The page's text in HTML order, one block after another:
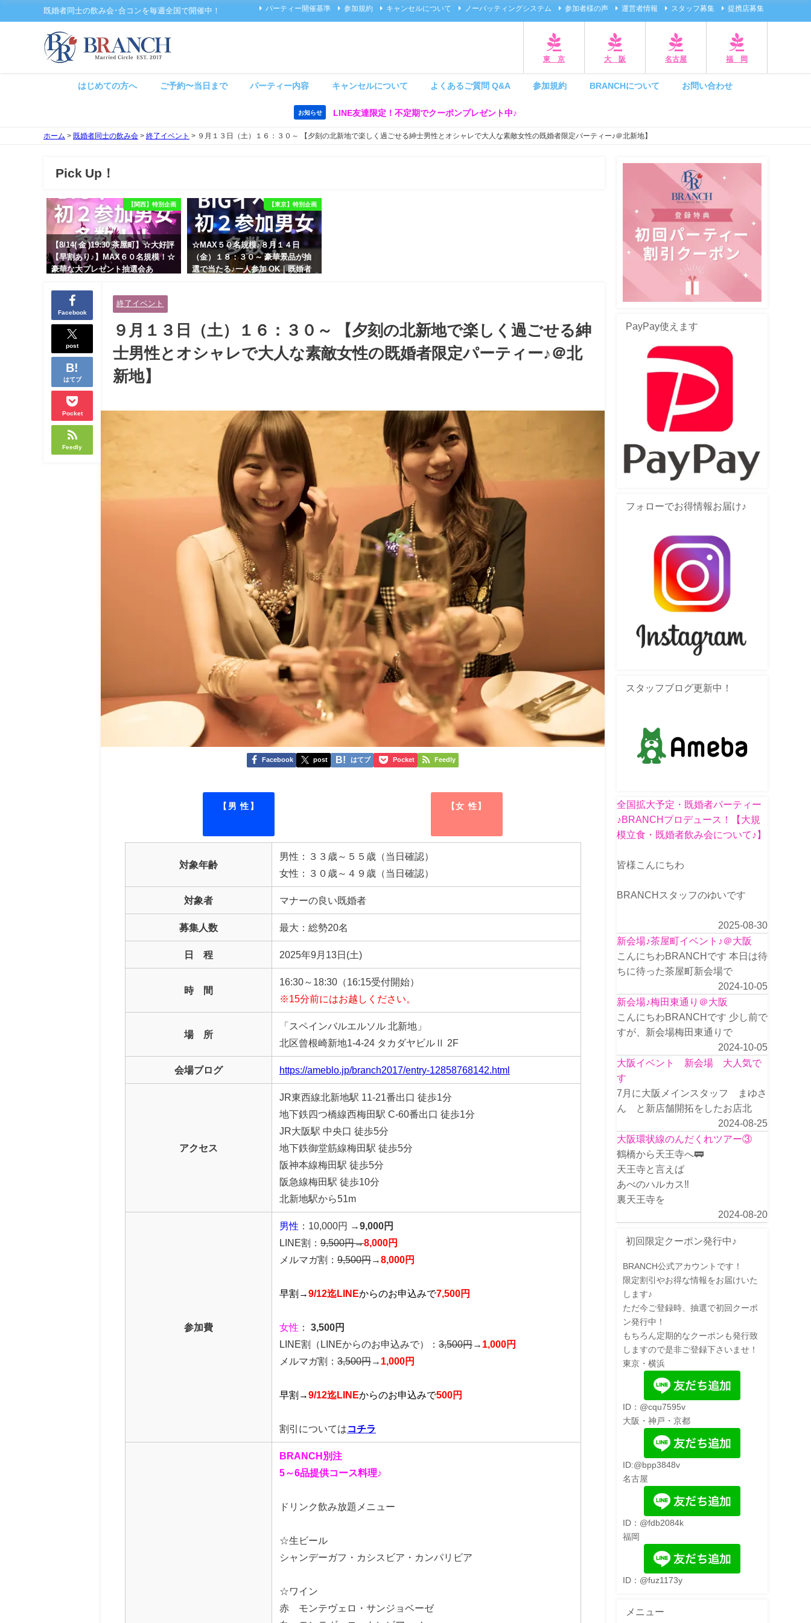
既婚者同士の飲み会･合コンを毎週全国で開催中！ パーティー開催基準 参加規約 キャンセルについて ノーバッティングシステム 参加者様の声 運営者情報 スタッフ募集 提携店募集
東 京 大 阪 名古屋 福 岡
はじめての方へ ご予約〜当日まで パーティー内容 キャンセルについて よくあるご質問 Q&A 参加規約 BRANCHについて お問い合わせ
お知らせ LINE友達限定！不定期でクーポンプレゼント中♪
ホーム > 既婚者同士の飲み会 > 終了イベント > ９月１３日（土）１６：３０～ 【夕刻の北新地で楽しく過ごせる紳士男性とオシャレで大人な素敵女性の既婚者限定パーティー♪＠北新地】
Pick Up！
【関西】特別企画
【8/14( 金 )19:30 茶屋町】☆大好評
【早割あり♪】MAX６０名規模！☆
豪華な大プレゼント抽選会あ
性とオシャレ好きで落ち着いた大
人女性の既婚者限定ビッグパーテ
ィー♪＠茶屋町】
【東京】特別企画
☆MAX５０名規模♪８月１４日
（金）１８：３０～ 豪華景品が抽
選で当たる♪一人参加 OK｜既婚者
＠池袋】
Facebook
post
はてブ
Pocket
Feedly
終了イベント
９月１３日（土）１６：３０～ 【夕刻の北新地で楽しく過ごせる紳
士男性とオシャレで大人な素敵女性の既婚者限定パーティー♪＠北
新地】
Facebook post はてブ Pocket Feedly
【男 性】 【女 性】
対象年齢
男性：３３歳～５５歳（当日確認）
女性：３０歳～４９歳（当日確認）
対象者 マナーの良い既婚者
募集人数 最大：総勢20名
日 程 2025年9月13日(土)
時 間
16:30～18:30（16:15受付開始）
※15分前にはお越しください。
場 所
「スペインバルエルソル 北新地」
北区曾根崎新地1-4-24 タカダヤビルⅡ 2F
会場ブログ https://ameblo.jp/branch2017/entry-12858768142.html
アクセス
JR東西線北新地駅 11-21番出口 徒歩1分
地下鉄四つ橋線西梅田駅 C-60番出口 徒歩1分
JR大阪駅 中央口 徒歩5分
地下鉄御堂筋線梅田駅 徒歩5分
阪神本線梅田駅 徒歩5分
阪急線梅田駅 徒歩10分
北新地駅から51m
参加費
男性 ：10,000円 →9,000円
LINE割： 9,500円→8,000円
メルマガ割： 9,500円→8,000円
早割→9/12迄LINEからのお申込みで7,500円
女性 ：
3,500円
LINE割 （LINEからのお申込みで） ： 3,500円→ 1,000円
メルマガ割： 3,500円→ 1,000円
早割→9/12迄LINEからのお申込みで500円
割引についてはコチラ
BRANCH別注
5～6品提供コース料理♪
ドリンク飲み放題メニュー
☆生ビール
シャンデーガフ・カシスビア・カンパリビア
☆ワイン
赤 モンテヴェロ・サンジョベーゼ
PayPay使えます
フォローでお得情報お届け♪
スタッフブログ更新中！
全国拡大予定・既婚者パーティー
♪BRANCHプロデュース！【大規
模立食・既婚者飲み会について♪】
皆様こんにちわ
BRANCHスタッフのゆいです
2025-08-30
新会場♪茶屋町イベント♪＠大阪
こんにちわBRANCHです 本日は待
ちに待った茶屋町新会場で
2024-10-05
新会場♪梅田東通り＠大阪
こんにちわBRANCHです 少し前で
すが、新会場梅田東通りで
2024-10-05
大阪イベント 新会場 大人気で
す
7月に大阪メインスタッフ まゆさ
ん と新店舗開拓をしたお店北
2024-08-25
大阪環状線のんだくれツアー③
鶴橋から天王寺へ🚃
天王寺と言えば
あべのハルカス‼️
裏天王寺を
2024-08-20
初回限定クーポン発行中♪
BRANCH公式アカウントです！
限定割引やお得な情報をお届けいた
します♪
ただ今ご登録時、抽選で初回クーポ
ン発行中！
もちろん定期的なクーポンも発行致
しますので是非ご登録下さいませ！
東京・横浜
ID：@cqu7595v
大阪・神戸・京都
ID:@bpp3848v
名古屋
ID：@fdb2084k
福岡
ID：@fuz1173y
メニュー